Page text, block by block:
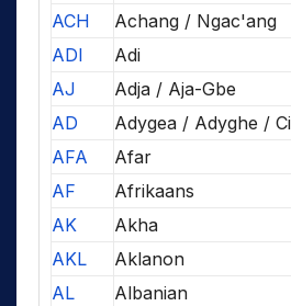
ACH
Achang / Ngac'ang
ADI
Adi
AJ
Adja / Aja-Gbe
AD
Adygea / Adyghe /
AFA
Afar
AF
Afrikaans
AK
Akha
AKL
Aklanon
AL
Albanian